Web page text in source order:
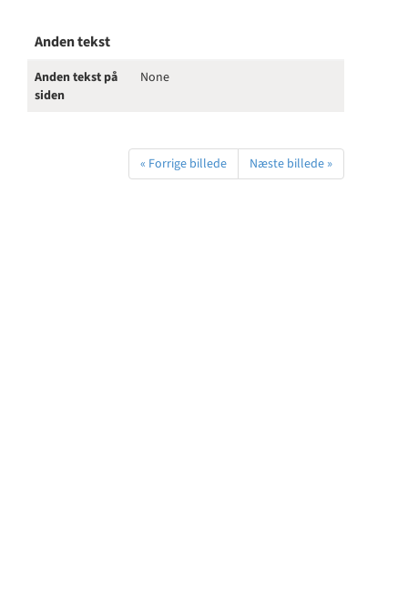
Anden tekst
Anden tekst på
siden
None
« Forrige billede Næste billede »